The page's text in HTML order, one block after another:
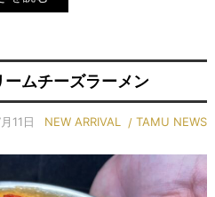
ームチーズラーメン
11日 NEW ARRIVAL TAMU NEWS